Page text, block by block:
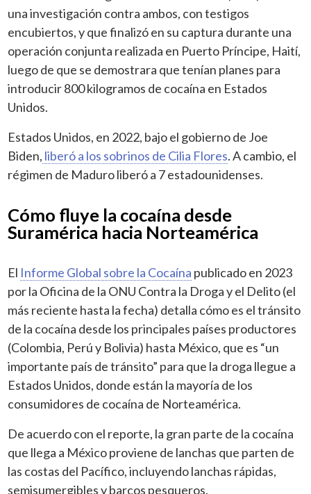
una investigación contra ambos, con testigos
encubiertos, y que finalizó en su captura durante una
operación conjunta realizada en Puerto Príncipe, Haití,
luego de que se demostrara que tenían planes para
introducir 800 kilogramos de cocaína en Estados
Unidos.
Estados Unidos, en 2022, bajo el gobierno de Joe
Biden, liberó a los sobrinos de Cilia Flores. A cambio, el
régimen de Maduro liberó a 7 estadounidenses.
Cómo fluye la cocaína desde
Suramérica hacia Norteamérica
El Informe Global sobre la Cocaína publicado en 2023
por la Oficina de la ONU Contra la Droga y el Delito (el
más reciente hasta la fecha) detalla cómo es el tránsito
de la cocaína desde los principales países productores
(Colombia, Perú y Bolivia) hasta México, que es “un
importante país de tránsito” para que la droga llegue a
Estados Unidos, donde están la mayoría de los
consumidores de cocaína de Norteamérica.
De acuerdo con el reporte, la gran parte de la cocaína
que llega a México proviene de lanchas que parten de
las costas del Pacífico, incluyendo lanchas rápidas,
semisumergibles y barcos pesqueros.